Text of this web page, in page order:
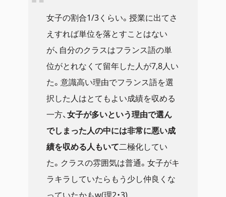
女子の割合1/3くらい。授業に出てさ
えすれば単位を落とすことはない
が、自分のクラスはフランス語の単
位がとれなくて留年した人が7,8人い
た。意識高い理由でフランス語を選
択した人はとてもよい成績を収める
一方、女子が多いという理由で選ん
でしまった人の中には非常に悪い成
績を収める人もいて二極化してい
た。クラスの雰囲気は普通。女子がキ
ラキラしていたらもう少し仲良くな